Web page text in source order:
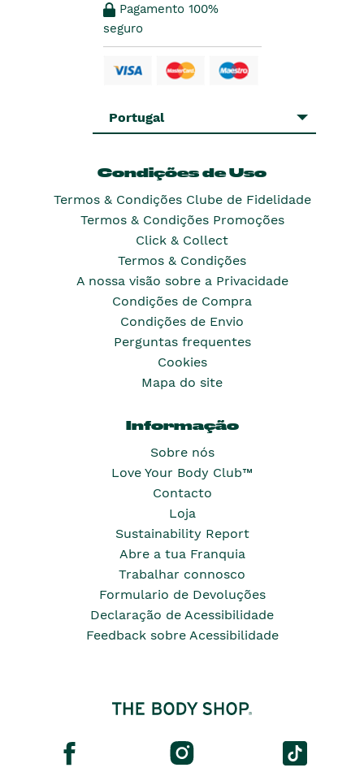
Pagamento 100%
seguro
Portugal
Condições de Uso
Termos & Condições Clube de Fidelidade
Termos & Condições Promoções
Click & Collect
Termos & Condições
A nossa visão sobre a Privacidade
Condições de Compra
Condições de Envio
Perguntas frequentes
Cookies
Mapa do site
Informação
Sobre nós
Love Your Body Club™
Contacto
Loja
Sustainability Report
Abre a tua Franquia
Trabalhar connosco
Formulario de Devoluções
Declaração de Acessibilidade
Feedback sobre Acessibilidade